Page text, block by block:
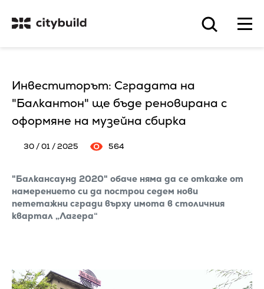
Инвеститорът: Сградата на
"Балкантон" ще бъде реновирана с
оформяне на музейна сбирка
30 / 01 / 2025 564
"Балкансаунд 2020" обаче няма да се откаже от
намерението си да построи седем нови
пететажни сгради върху имота в столичния
квартал „Лагера“